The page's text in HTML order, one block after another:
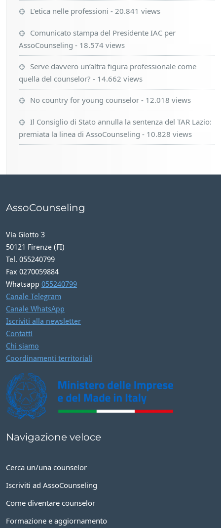
L’etica nelle professioni - 20.841 views
Comunicato stampa del Presidente IAC per
AssoCounseling - 18.574 views
Serve davvero un’altra figura professionale come
quella del counselor? - 14.662 views
No country for young counselor - 12.018 views
Il Consiglio di Stato annulla la sentenza del TAR Lazio:
premiata la linea di AssoCounseling - 10.828 views
AssoCounseling
Via Giotto 3
50121 Firenze (FI)
Tel. 055240799
Fax 0270059884
Whatsapp 055240799
Canale Telegram
Canale WhatsApp
Iscriviti alla newsletter
Contatti
Chi siamo
Coordinamenti territoriali
Navigazione veloce
Cerca un/una counselor
Iscriviti ad AssoCounseling
Come diventare counselor
Formazione e aggiornamento